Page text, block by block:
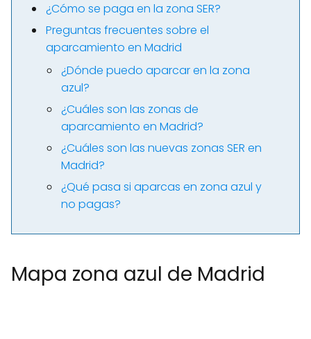
¿Cómo se paga en la zona SER?
Preguntas frecuentes sobre el
aparcamiento en Madrid
¿Dónde puedo aparcar en la zona
azul?
¿Cuáles son las zonas de
aparcamiento en Madrid?
¿Cuáles son las nuevas zonas SER en
Madrid?
¿Qué pasa si aparcas en zona azul y
no pagas?
Mapa zona azul de Madrid